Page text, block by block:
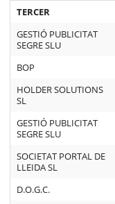
TERCER
GESTIÓ PUBLICITAT
SEGRE SLU
BOP
HOLDER SOLUTIONS
SL
GESTIÓ PUBLICITAT
SEGRE SLU
SOCIETAT PORTAL DE
LLEIDA SL
D.O.G.C.